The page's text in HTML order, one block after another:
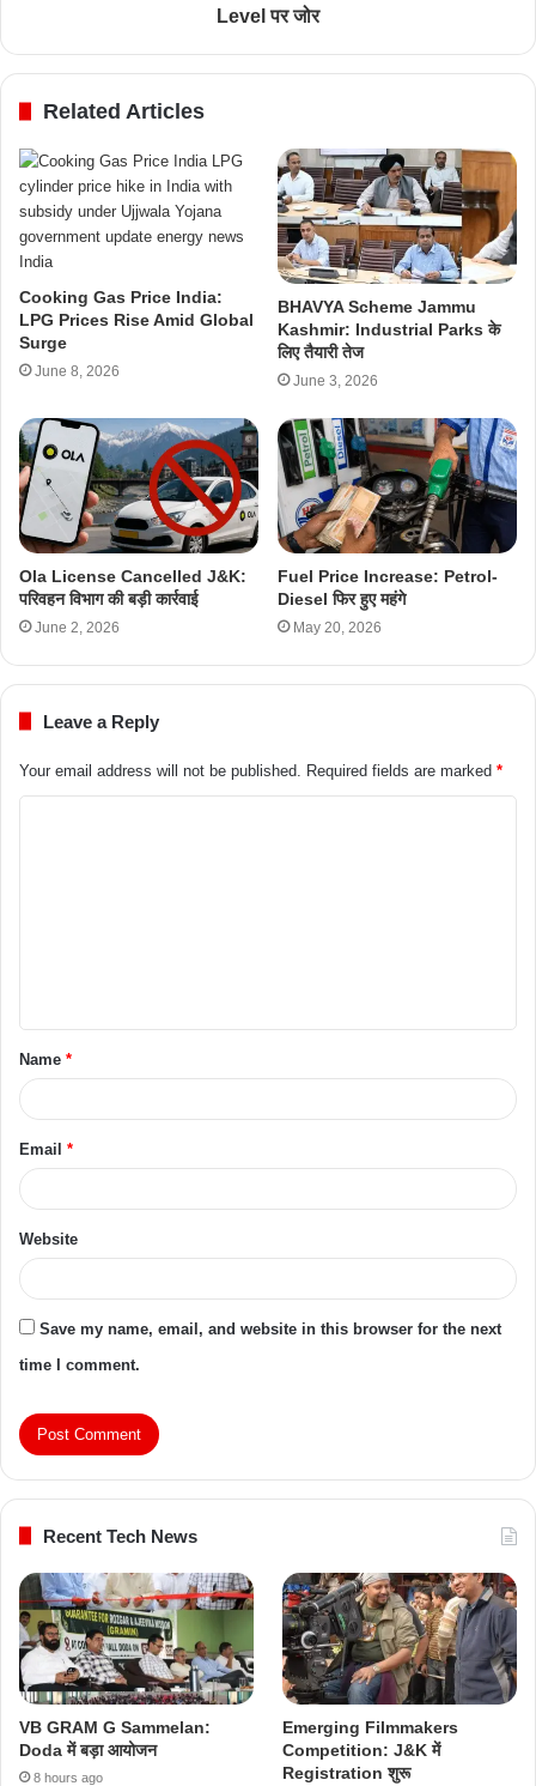
Level पर जोर
Related Articles
Cooking Gas Price India:
LPG Prices Rise Amid Global
Surge
June 8, 2026
BHAVYA Scheme Jammu
Kashmir: Industrial Parks के
लिए तैयारी तेज
June 3, 2026
Ola License Cancelled J&K:
परिवहन विभाग की बड़ी कार्रवाई
June 2, 2026
Fuel Price Increase: Petrol-
Diesel फिर हुए महंगे
May 20, 2026
Leave a Reply
Your email address will not be published. Required fields are marked *
Name *
Email *
Website
Save my name, email, and website in this browser for the next
time I comment.
Recent Tech News
VB GRAM G Sammelan:
Doda में बड़ा आयोजन
8 hours ago
Emerging Filmmakers
Competition: J&K में
Registration शुरू